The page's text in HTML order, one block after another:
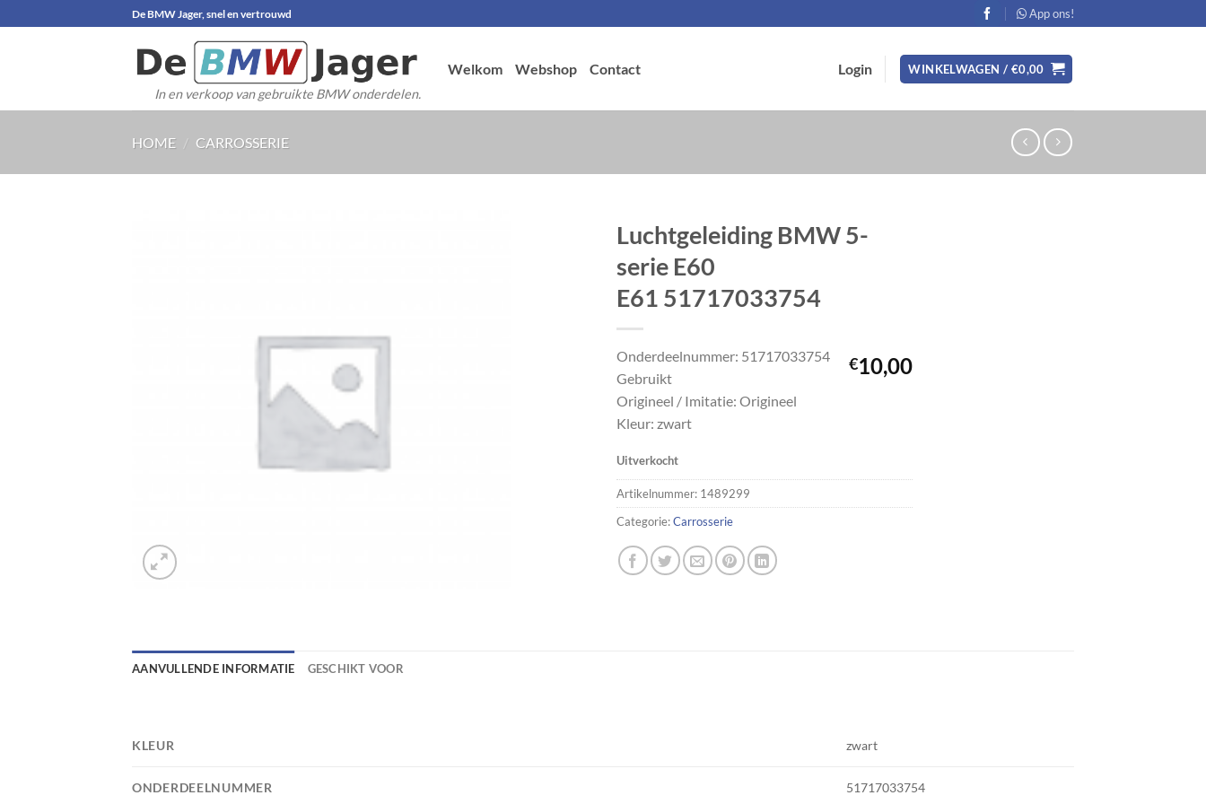
naar
De BMW Jager, snel en vertrouwd App ons!
In en verkoop van gebruikte BMW onderdelen.
Welkom Webshop Contact Login WINKELWAGEN / €0,00
HOME / CARROSSERIE
Luchtgeleiding BMW 5-
serie E60
E61 51717033754
€10,00
Onderdeelnummer: 51717033754
Gebruikt
Origineel / Imitatie: Origineel
Kleur: zwart
Uitverkocht
Artikelnummer: 1489299
Categorie:Carrosserie
AANVULLENDE INFORMATIE GESCHIKT VOOR
KLEUR zwart
ONDERDEELNUMMER 51717033754